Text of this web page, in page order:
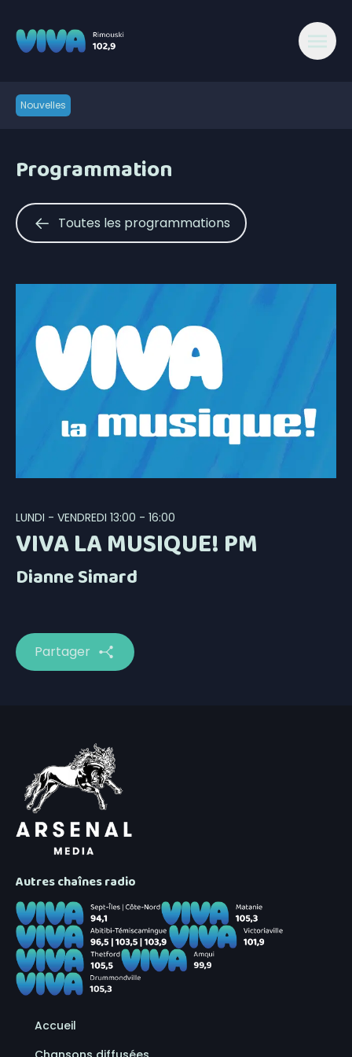
Nouvelles
Programmation
Toutes les programmations
LUNDI - VENDREDI 13:00 - 16:00
VIVA LA MUSIQUE! PM
Dianne Simard
Partager
Autres chaînes radio
Accueil